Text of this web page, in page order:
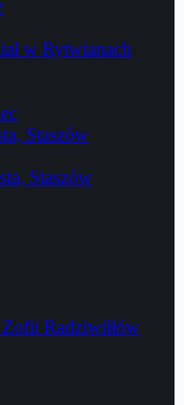
w Rytwianach
Staszów
Staszów
Radziwiłłów